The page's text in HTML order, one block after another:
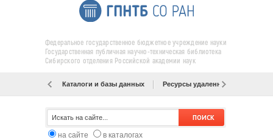
Федеральное государственное бюджетное учреждение науки
Государственная публичная научно-техническая библиотека
Сибирского отделения Российской академии наук
Каталоги и базы данных Ресурсы удаленного доступа
на сайте
в каталогах